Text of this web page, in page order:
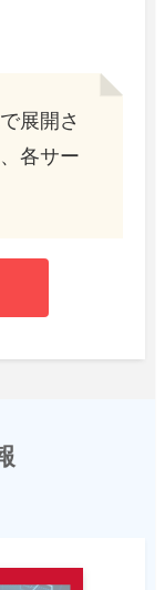
展開さ
各サー